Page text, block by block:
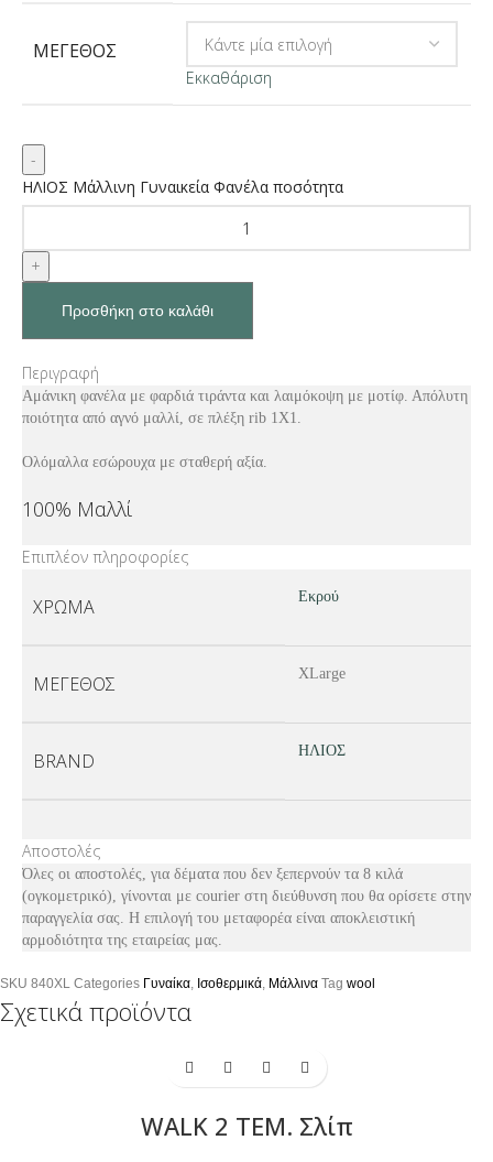
ΜΈΓΕΘΟΣ
Εκκαθάριση
ΗΛΙΟΣ Μάλλινη Γυναικεία Φανέλα ποσότητα
Προσθήκη στο καλάθι
Περιγραφή
Αμάνικη φανέλα με φαρδιά τιράντα και λαιμόκοψη με μοτίφ. Απόλυτη
ποιότητα από αγνό μαλλί, σε πλέξη rib 1X1.
Ολόμαλλα εσώρουχα με σταθερή αξία.
100% Μαλλί
Επιπλέον πληροφορίες
ΧΡΏΜΑ Εκρού
ΜΈΓΕΘΟΣ XLarge
BRAND ΗΛΙΟΣ
Αποστολές
Όλες οι αποστολές, για δέματα που δεν ξεπερνούν τα 8 κιλά
(ογκομετρικό), γίνονται με courier στη διεύθυνση που θα ορίσετε στην
παραγγελία σας. Η επιλογή του μεταφορέα είναι αποκλειστική
αρμοδιότητα της εταιρείας μας.
SKU 840XL Categories Γυναίκα, Ισοθερμικά, Μάλλινα Tag wool
Σχετικά προϊόντα
-10%
WALK 2 ΤΕΜ. Σλίπ